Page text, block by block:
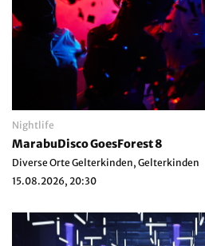
Nightlife
MarabuDisco GoesForest 8
Diverse Orte Gelterkinden, Gelterkinden
15.08.2026, 20:30